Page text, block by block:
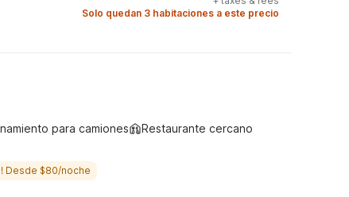
Solo quedan 3 habitaciones a este precio
para camiones
Restaurante cercano
Desde $80/noche